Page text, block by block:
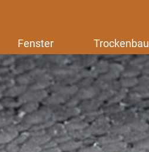
Fenster Trockenbau